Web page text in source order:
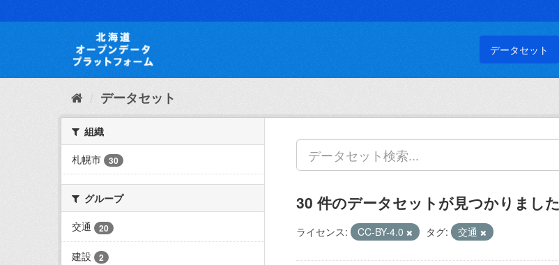
キ
て
データセット
データセット
組織
札幌市
30
グループ
交通
20
建設 2
30 件のデータセットが見つかりました
ライセンス: CC-BY-4.0 タグ: 交通